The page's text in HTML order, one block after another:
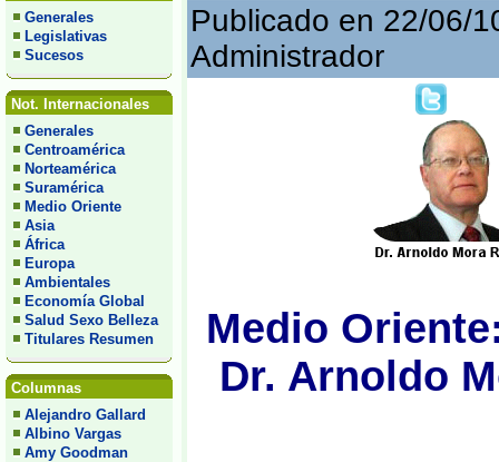
Generales
Legislativas
Sucesos
Not. Internacionales
Generales
Centroamérica
Norteamérica
Suramérica
Medio Oriente
Asia
África
Europa
Ambientales
Economía Global
Salud Sexo Belleza
Titulares Resumen
Columnas
Alejandro Gallard
Albino Vargas
Amy Goodman
Publicado en 22/06/
Administrador
Medio
Dr. Arnoldo